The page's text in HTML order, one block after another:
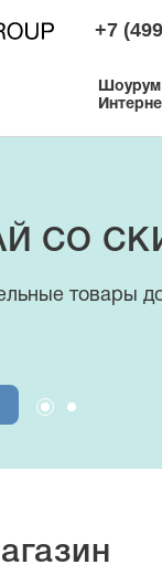
+7
СО
товары
и